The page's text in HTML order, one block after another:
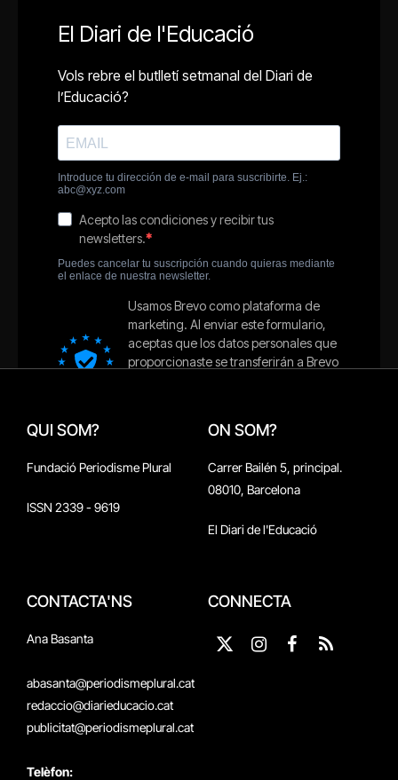
QUI SOM?
Fundació Periodisme Plural
ISSN 2339 - 9619
ON SOM?
Carrer Bailén 5, principal.
08010, Barcelona
El Diari de l'Educació
CONTACTA'NS
Ana Basanta
abasanta@periodismeplural.cat
redaccio@diarieducacio.cat
publicitat@periodismeplural.cat
Telèfon:
CONNECTA
X
Instagram
Facebook
RSS